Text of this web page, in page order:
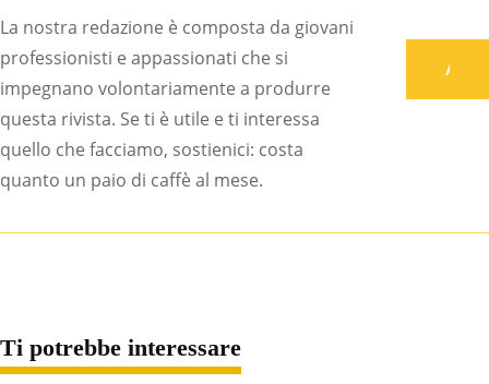
La nostra redazione è composta da giovani
professionisti e appassionati che si
impegnano volontariamente a produrre
questa rivista. Se ti è utile e ti interessa
quello che facciamo, sostienici: costa
quanto un paio di caffè al mese.
Ti potrebbe interessare